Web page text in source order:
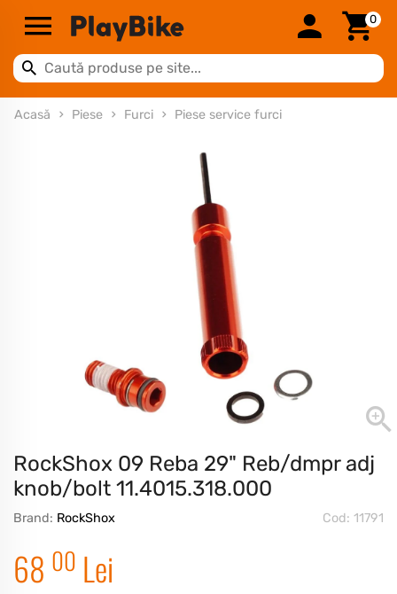
0
Acasă Piese Furci Piese service furci
RockShox 09 Reba 29" Reb/dmpr adj
knob/bolt 11.4015.318.000
Brand: RockShox Cod: 11791
68 00 Lei